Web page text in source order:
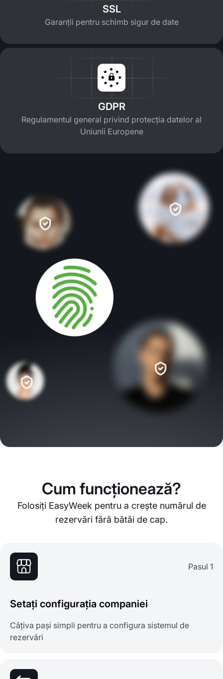
SSL
Garanții pentru schimb sigur de date
GDPR
Regulamentul general privind protecția datelor al
Uniunii Europene
Cum funcționează?
Folosiți EasyWeek pentru a crește numărul de
rezervări fără bătăi de cap.
Pasul 1
Setați configurația companiei
Câțiva pași simpli pentru a configura sistemul de
rezervări